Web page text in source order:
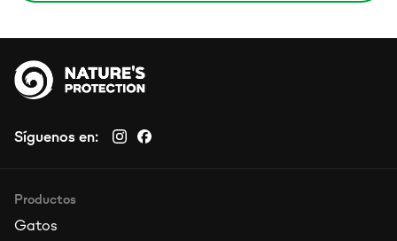
Síguenos en:
Productos
Gatos